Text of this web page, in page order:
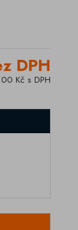
DPH
Kč s DPH